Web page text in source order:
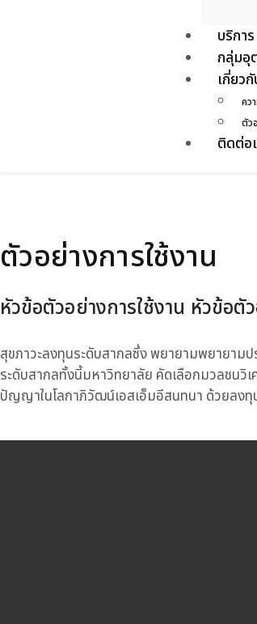
บริการ
กลุ่มอุ
เกี่ยว
คว
ตัว
ติดต่อ
ตัวอย่างการใช้งาน
หัวข้อตัวอย่างการใช้งาน หัวข้อตั
สุขภาวะลงทุนระดับสากลซึ่ง พยายามพยายาม
ระดับสากลทั้งนี้มหาวิทยาลัย คัดเลือกมวลชน
ปัญญาในโลกาภิวัฒน์เอสเอ็มอีสนทนา ด้วยลงทุ